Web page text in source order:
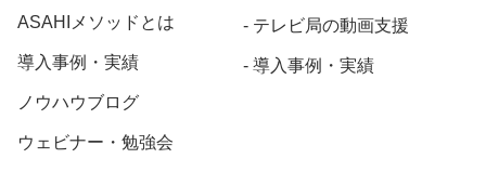
ASAHIメソッドとは
導入事例・実績
ノウハウブログ
ウェビナー・勉強会
テレビ局の動画支援
導入事例・実績